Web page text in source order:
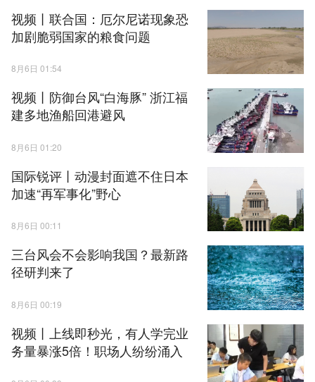
视频丨联合国：厄尔尼诺现象恐
加剧脆弱国家的粮食问题
8月6日 01:54
视频丨防御台风“白海豚” 浙江福
建多地渔船回港避风
8月6日 01:20
国际锐评丨动漫封面遮不住日本
加速“再军事化”野心
8月6日 00:11
三台风会不会影响我国？最新路
径研判来了
8月6日 00:19
视频丨上线即秒光，有人学完业
务量暴涨5倍！职场人纷纷涌入